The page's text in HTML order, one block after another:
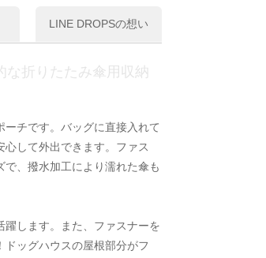
LINE DROPSの想い
な折りたたみ傘用収納
チです。バッグに直接入れて
して外出できます。ファス
、撥水加工により濡れた傘も
します。また、ファスナーを
ッグハウスの屋根部分がフ